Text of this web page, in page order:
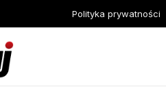
Polityka prywatności